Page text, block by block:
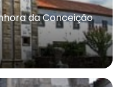
da Conceição